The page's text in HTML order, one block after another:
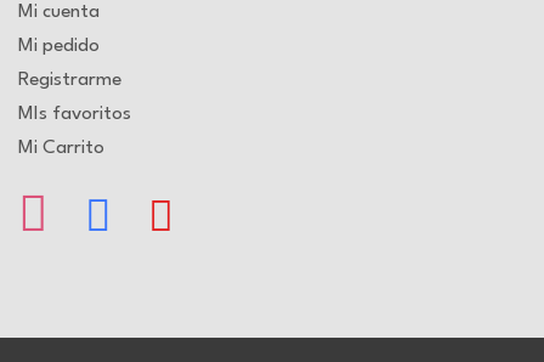
Mi cuenta
Mi pedido
Registrarme
MIs favoritos
Mi Carrito